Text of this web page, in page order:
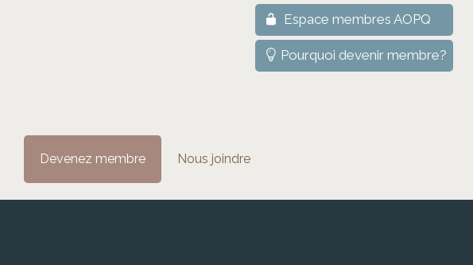
Espace membres AOPQ
Pourquoi devenir membre?
Devenez membre Nous joindre